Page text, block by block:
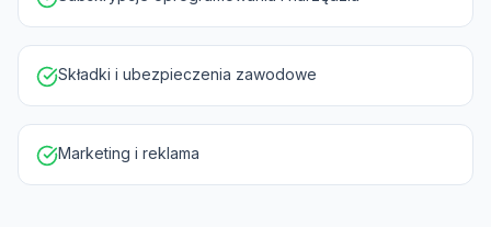
Składki i ubezpieczenia zawodowe
Marketing i reklama